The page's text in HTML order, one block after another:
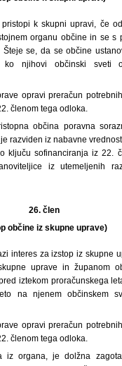
k skupni upravi, če
organu občine in se s
Šteje se, da se občine
ko njihovi občinski sveti
opravi preračun
členom tega odloka.
občina poravna
razviden iz nabavne
ključu sofinanciranja iz 22.
iz utemeljenih
26. člen
občine iz skupne uprave)
interes za izstop iz skupne
uprave in županom
iztekom proračunskega
na njenem občinskem
opravi preračun
členom tega odloka.
iz organa, je dolžna